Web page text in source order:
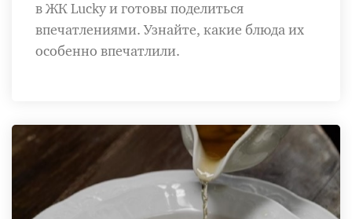
в ЖК Lucky и готовы поделиться
впечатлениями. Узнайте, какие блюда их
особенно впечатлили.